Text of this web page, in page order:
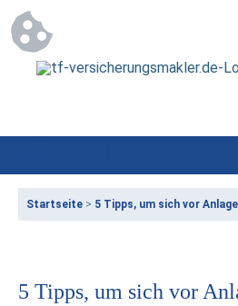
Startseite > 5 Tipps, um sich vor
5 Tipps, um sich vor